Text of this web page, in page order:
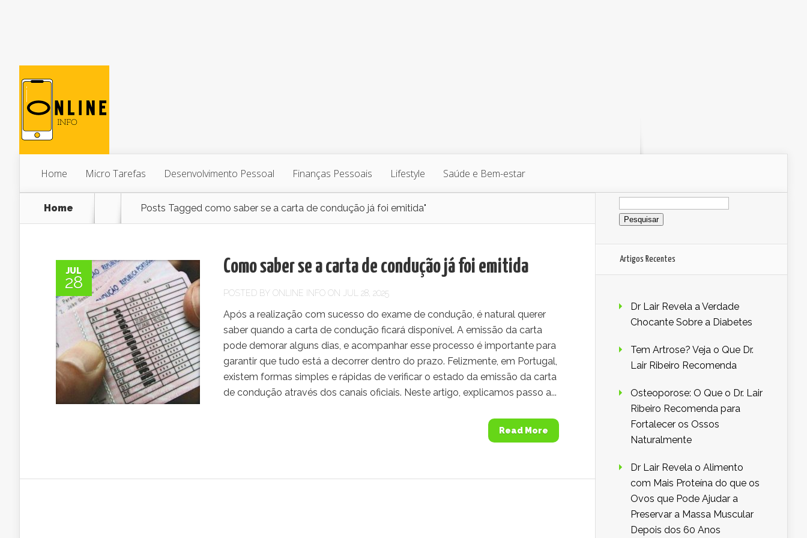
Home Micro Tarefas Desenvolvimento Pessoal Finanças Pessoais Lifestyle Saúde e Bem-estar
Home Posts Tagged como saber se a carta de condução já foi emitida"
JUL
28
Como saber se a carta de condução já foi emitida
POSTED BY ONLINE INFO ON JUL 28, 2025
Após a realização com sucesso do exame de condução, é natural querer
saber quando a carta de condução ficará disponível. A emissão da carta
pode demorar alguns dias, e acompanhar esse processo é importante para
garantir que tudo está a decorrer dentro do prazo. Felizmente, em Portugal,
existem formas simples e rápidas de verificar o estado da emissão da carta
de condução através dos canais oficiais. Neste artigo, explicamos passo a...
Read More
Pesquisar
por:
Artigos Recentes
Dr Lair Revela a Verdade
Chocante Sobre a Diabetes
Tem Artrose? Veja o Que Dr.
Lair Ribeiro Recomenda
Osteoporose: O Que o Dr. Lair
Ribeiro Recomenda para
Fortalecer os Ossos
Naturalmente
Dr Lair Revela o Alimento
com Mais Proteína do que os
Ovos que Pode Ajudar a
Preservar a Massa Muscular
Depois dos 60 Anos